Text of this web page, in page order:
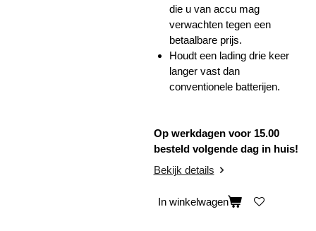
die u van accu mag
verwachten tegen een
betaalbare prijs.
Houdt een lading drie keer
langer vast dan
conventionele batterijen.
Op werkdagen voor 15.00
besteld volgende dag in huis!
Bekijk details
In winkelwagen